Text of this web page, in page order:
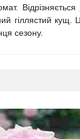
гіллястий кущ.
сезону.